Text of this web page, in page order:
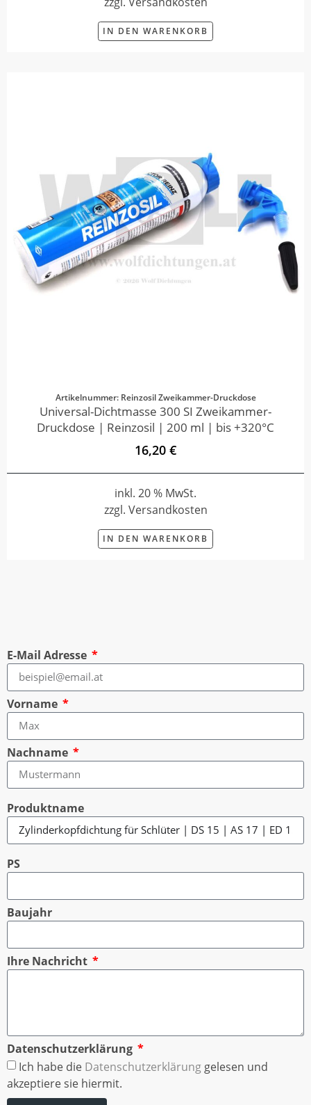
IN DEN WARENKORB
Artikelnummer: Reinzosil Zweikammer-Druckdose
Universal-Dichtmasse 300 SI Zweikammer-
Druckdose | Reinzosil | 200 ml | bis +320°C
16,20 €
inkl. 20 % MwSt.
zzgl. Versandkosten
IN DEN WARENKORB
E-Mail Adresse
Vorname
Nachname
Produktname
PS
Baujahr
Ihre Nachricht
Datenschutzerklärung
Ich habe die Datenschutzerklärung gelesen und
akzeptiere sie hiermit.